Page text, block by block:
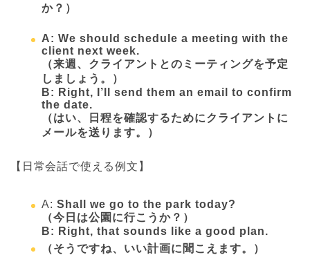
か？）
A: We should schedule a meeting with the
client next week.
（来週、クライアントとのミーティングを予定
しましょう。）
B: Right, I’ll send them an email to confirm
the date.
（はい、日程を確認するためにクライアントに
メールを送ります。）
【日常会話で使える例文】
A: Shall we go to the park today?
（今日は公園に行こうか？）
B: Right, that sounds like a good plan.
（そうですね、いい計画に聞こえます。）